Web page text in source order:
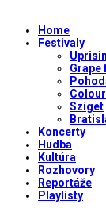
Home
Festivaly
Grape
Sziget
Koncerty
Hudba
Kultúra
Rozhovory
Reportáže
Playlisty